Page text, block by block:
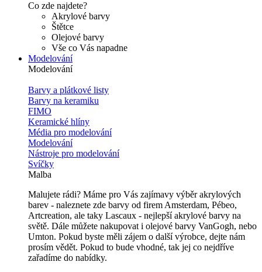
Co zde najdete?
Akrylové barvy
Štětce
Olejové barvy
Vše co Vás napadne
Modelování
Modelování
Barvy a plátkové listy
Barvy na keramiku
FIMO
Keramické hlíny
Média pro modelování
Modelování
Nástroje pro modelování
Svíčky
Malba
Malujete rádi? Máme pro Vás zajímavy výběr akrylových
barev - naleznete zde barvy od firem Amsterdam, Pébeo,
Artcreation, ale taky Lascaux - nejlepší akrylové barvy na
světě. Dále můžete nakupovat i olejové barvy VanGogh, nebo
Umton. Pokud byste měli zájem o další výrobce, dejte nám
prosím vědět. Pokud to bude vhodné, tak jej co nejdříve
zařadíme do nabídky.